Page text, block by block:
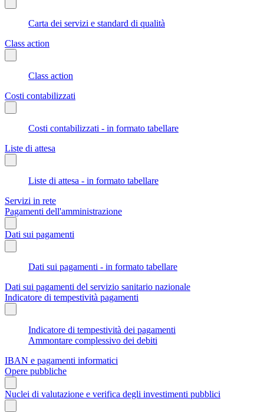
Carta dei servizi e standard di qualità
Class action
Class action
Costi contabilizzati
Costi contabilizzati - in formato tabellare
Liste di attesa
Liste di attesa - in formato tabellare
Servizi in rete
Pagamenti dell'amministrazione
Dati sui pagamenti
Dati sui pagamenti - in formato tabellare
Dati sui pagamenti del servizio sanitario nazionale
Indicatore di tempestività pagamenti
Indicatore di tempestività dei pagamenti
Ammontare complessivo dei debiti
IBAN e pagamenti informatici
Opere pubbliche
Nuclei di valutazione e verifica degli investimenti pubblici